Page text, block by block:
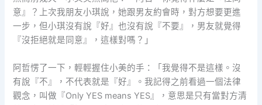
意』？上次我朋友小琪說，她跟男友約會時，對方想要更進
一步，但小琪沒有說『好』也沒有說『不要』，男友就覺得
『沒拒絕就是同意』，這樣對嗎？」
阿哲愣了一下，輕輕握住小美的手：「我覺得不是這樣。沒
有說『不』，不代表就是『好』。我記得之前看過一個法律
觀念，叫做『Only YES means YES』，意思是只有當對方清